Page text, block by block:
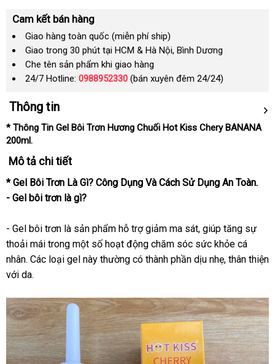
Cam kết bán hàng
Giao hàng toàn quốc (miễn phí ship)
Giao trong 30 phút tại HCM & Hà Nội, Bình Dương
Che tên sản phẩm khi giao hàng
24/7 Hotline: 0988952330 (bán xuyên đêm 24/24)
Thông tin
* Thông Tin Gel Bôi Trơn Hương Chuối Hot Kiss Chery BANANA
200ml.
Mô tả chi tiết
* Gel Bôi Trơn Là Gì? Công Dụng Và Cách Sử Dụng An Toàn.
- Gel bôi trơn là gì?
- Gel bôi trơn là sản phẩm hỗ trợ giảm ma sát, giúp tăng sự
thoải mái trong một số hoạt động chăm sóc sức khỏe cá
nhân. Các loại gel này thường có thành phần dịu nhẹ, thân thiện
với da.